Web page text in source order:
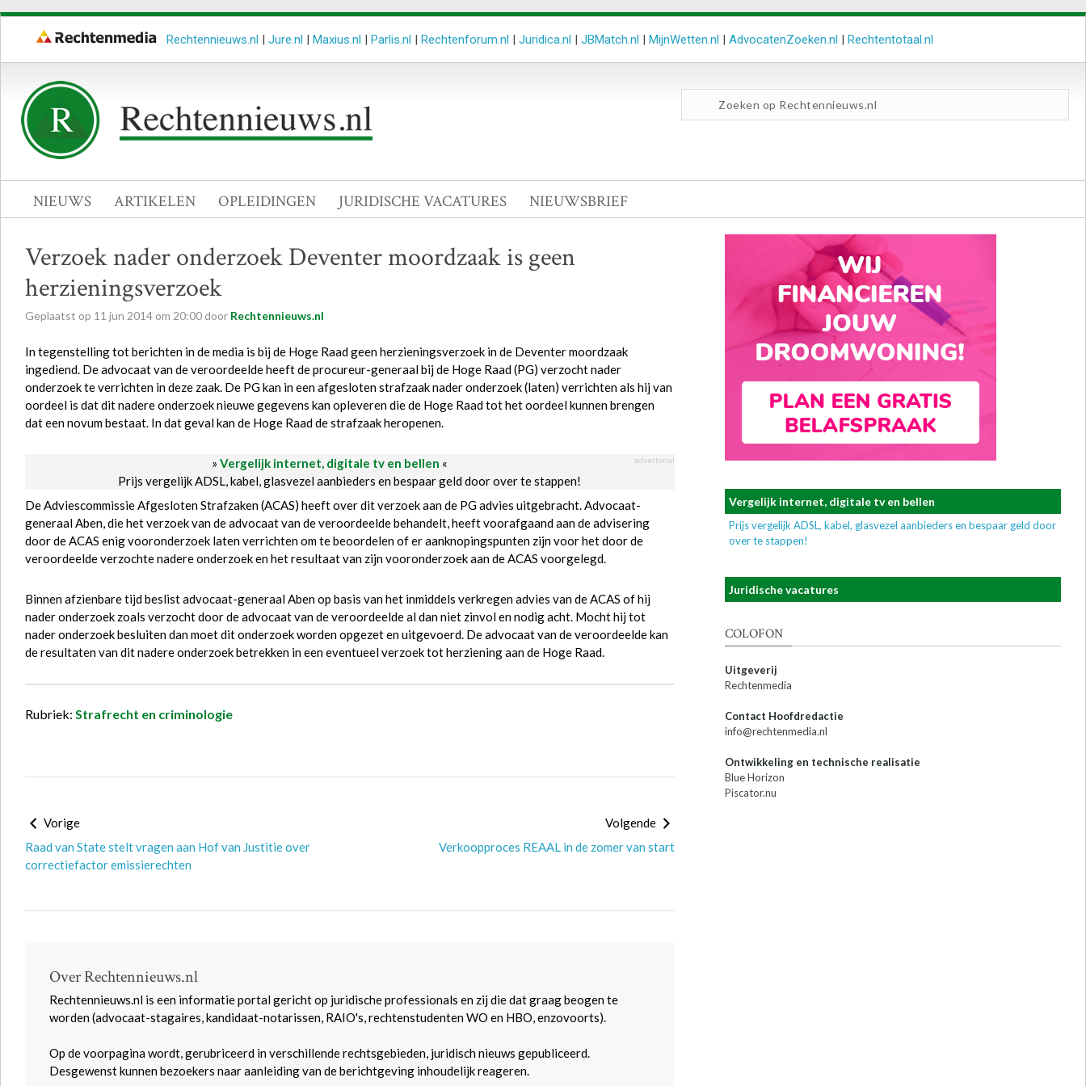
Rechtennieuws.nl | Jure.nl | Maxius.nl | Parlis.nl | Rechtenforum.nl | Juridica.nl | JBMatch.nl | MijnWetten.nl | AdvocatenZoeken.nl | Rechtentotaal.nl
NIEUWS ARTIKELEN OPLEIDINGEN JURIDISCHE VACATURES NIEUWSBRIEF
Verzoek nader onderzoek Deventer moordzaak is geen
herzieningsverzoek
Geplaatst op 11 jun 2014 om 20:00 door Rechtennieuws.nl
In tegenstelling tot berichten in de media is bij de Hoge Raad geen herzieningsverzoek in de Deventer moordzaak
ingediend. De advocaat van de veroordeelde heeft de procureur-generaal bij de Hoge Raad (PG) verzocht nader
onderzoek te verrichten in deze zaak. De PG kan in een afgesloten strafzaak nader onderzoek (laten) verrichten als hij van
oordeel is dat dit nadere onderzoek nieuwe gegevens kan opleveren die de Hoge Raad tot het oordeel kunnen brengen
dat een novum bestaat. In dat geval kan de Hoge Raad de strafzaak heropenen.
» Vergelijk internet, digitale tv en bellen « advertorial
Prijs vergelijk ADSL, kabel, glasvezel aanbieders en bespaar geld door over te stappen!
De Adviescommissie Afgesloten Strafzaken (ACAS) heeft over dit verzoek aan de PG advies uitgebracht. Advocaat-
generaal Aben, die het verzoek van de advocaat van de veroordeelde behandelt, heeft voorafgaand aan de advisering
door de ACAS enig vooronderzoek laten verrichten om te beoordelen of er aanknopingspunten zijn voor het door de
veroordeelde verzochte nadere onderzoek en het resultaat van zijn vooronderzoek aan de ACAS voorgelegd.
Binnen afzienbare tijd beslist advocaat-generaal Aben op basis van het inmiddels verkregen advies van de ACAS of hij
nader onderzoek zoals verzocht door de advocaat van de veroordeelde al dan niet zinvol en nodig acht. Mocht hij tot
nader onderzoek besluiten dan moet dit onderzoek worden opgezet en uitgevoerd. De advocaat van de veroordeelde kan
de resultaten van dit nadere onderzoek betrekken in een eventueel verzoek tot herziening aan de Hoge Raad.
Rubriek: Strafrecht en criminologie
Vorige
Raad van State stelt vragen aan Hof van Justitie over
correctiefactor emissierechten
Volgende
Verkoopproces REAAL in de zomer van start
Over Rechtennieuws.nl
Rechtennieuws.nl is een informatie portal gericht op juridische professionals en zij die dat graag beogen te
worden (advocaat-stagaires, kandidaat-notarissen, RAIO's, rechtenstudenten WO en HBO, enzovoorts).
Op de voorpagina wordt, gerubriceerd in verschillende rechtsgebieden, juridisch nieuws gepubliceerd.
Desgewenst kunnen bezoekers naar aanleiding van de berichtgeving inhoudelijk reageren.
Vergelijk internet, digitale tv en bellen
Prijs vergelijk ADSL, kabel, glasvezel aanbieders en bespaar geld door
over te stappen!
Juridische vacatures
COLOFON
Uitgeverij
Rechtenmedia
Contact Hoofdredactie
info@rechtenmedia.nl
Ontwikkeling en technische realisatie
Blue Horizon
Piscator.nu